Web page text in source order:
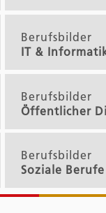
Berufsbilder
IT &
Berufsbilder
Öffentlicher
Berufsbilder
Soziale Berufe